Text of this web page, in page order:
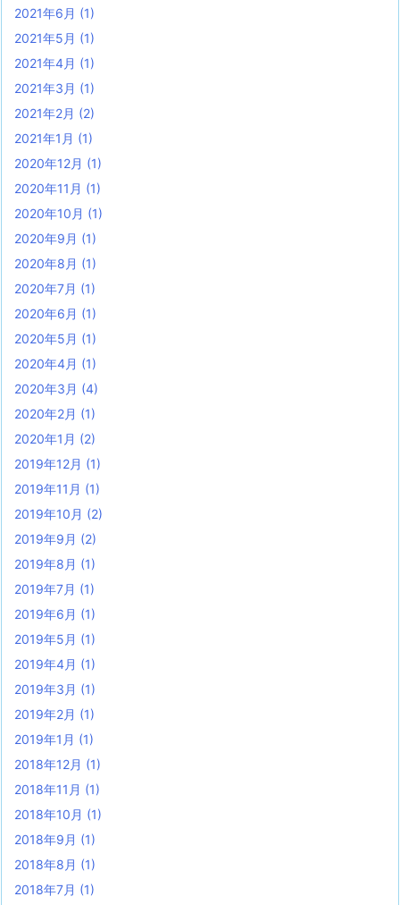
2021年6月 (1)
2021年5月 (1)
2021年4月 (1)
2021年3月 (1)
2021年2月 (2)
2021年1月 (1)
2020年12月 (1)
2020年11月 (1)
2020年10月 (1)
2020年9月 (1)
2020年8月 (1)
2020年7月 (1)
2020年6月 (1)
2020年5月 (1)
2020年4月 (1)
2020年3月 (4)
2020年2月 (1)
2020年1月 (2)
2019年12月 (1)
2019年11月 (1)
2019年10月 (2)
2019年9月 (2)
2019年8月 (1)
2019年7月 (1)
2019年6月 (1)
2019年5月 (1)
2019年4月 (1)
2019年3月 (1)
2019年2月 (1)
2019年1月 (1)
2018年12月 (1)
2018年11月 (1)
2018年10月 (1)
2018年9月 (1)
2018年8月 (1)
2018年7月 (1)